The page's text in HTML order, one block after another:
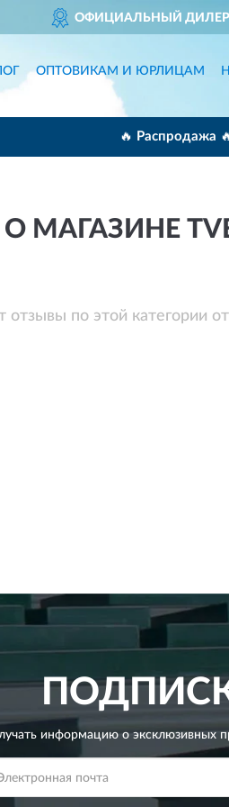
ОФИЦИАЛЬНЫЙ ДИЛЕР
ОПТОВИКАМ И ЮРЛИЦАМ
🔥 Распродажа
МАГАЗИНЕ
по этой категории
информацию о эксклюзивных